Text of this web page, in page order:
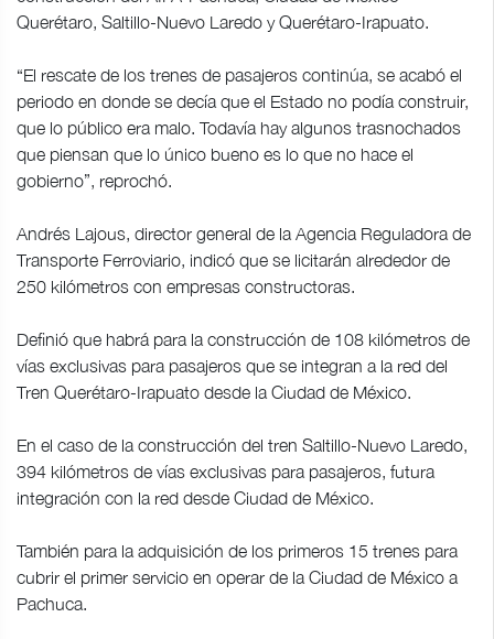
Querétaro, Saltillo-Nuevo Laredo y Querétaro-Irapuato.
“El rescate de los trenes de pasajeros continúa, se acabó el
periodo en donde se decía que el Estado no podía construir,
que lo público era malo. Todavía hay algunos trasnochados
que piensan que lo único bueno es lo que no hace el
gobierno”, reprochó.
Andrés Lajous, director general de la Agencia Reguladora de
Transporte Ferroviario, indicó que se licitarán alrededor de
250 kilómetros con empresas constructoras.
Definió que habrá para la construcción de 108 kilómetros de
vías exclusivas para pasajeros que se integran a la red del
Tren Querétaro-Irapuato desde la Ciudad de México.
En el caso de la construcción del tren Saltillo-Nuevo Laredo,
394 kilómetros de vías exclusivas para pasajeros, futura
integración con la red desde Ciudad de México.
También para la adquisición de los primeros 15 trenes para
cubrir el primer servicio en operar de la Ciudad de México a
Pachuca.